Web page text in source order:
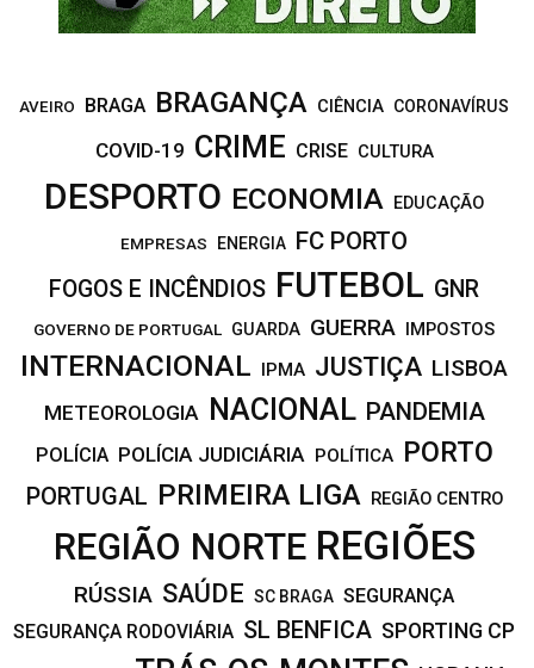
AVEIRO BRAGA BRAGANÇA CIÊNCIA CORONAVÍRUS
COVID-19 CRIME CRISE CULTURA
DESPORTO ECONOMIA EDUCAÇÃO
EMPRESAS ENERGIA FC PORTO
FOGOS E INCÊNDIOS FUTEBOL GNR
GOVERNO DE PORTUGAL GUARDA GUERRA IMPOSTOS
INTERNACIONAL IPMA JUSTIÇA LISBOA
METEOROLOGIA NACIONAL PANDEMIA
POLÍCIA POLÍCIA JUDICIÁRIA POLÍTICA PORTO
PORTUGAL PRIMEIRA LIGA REGIÃO CENTRO
REGIÃO NORTE REGIÕES
RÚSSIA SAÚDE SC BRAGA SEGURANÇA
SEGURANÇA RODOVIÁRIA SL BENFICA SPORTING CP